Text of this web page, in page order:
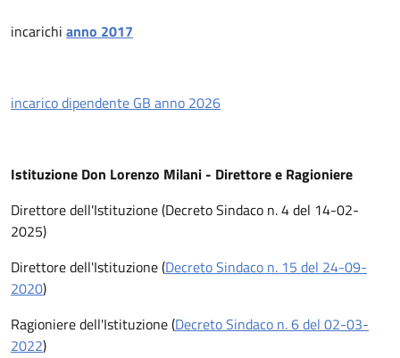
incarichi anno 2017
incarico dipendente GB anno 2026
Istituzione Don Lorenzo Milani - Direttore e Ragioniere
Direttore dell'Istituzione (Decreto Sindaco n. 4 del 14-02-
2025)
Direttore dell'Istituzione (Decreto Sindaco n. 15 del 24-09-
2020)
Ragioniere dell'Istituzione (Decreto Sindaco n. 6 del 02-03-
2022)